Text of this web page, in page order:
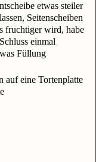
etwas steiler
Seitenscheiben
fruchtiger wird, habe
einmal
Füllung
auf eine Tortenplatte